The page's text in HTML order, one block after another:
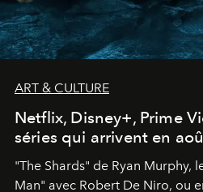
ART & CULTURE
Netflix, Disney+, Prime
séries qui arrivent en
"The Shards" de Ryan Murphy,
Man" avec Robert De Niro, ou